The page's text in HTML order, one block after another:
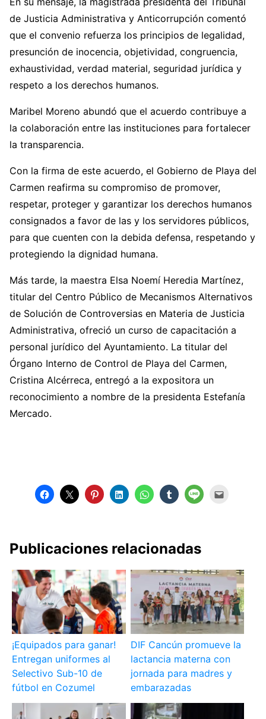
de Justicia Administrativa y Anticorrupción comentó
que el convenio refuerza los principios de legalidad,
presunción de inocencia, objetividad, congruencia,
exhaustividad, verdad material, seguridad jurídica y
respeto a los derechos humanos.
Maribel Moreno abundó que el acuerdo contribuye a
la colaboración entre las instituciones para fortalecer
la transparencia.
Con la firma de este acuerdo, el Gobierno de Playa del
Carmen reafirma su compromiso de promover,
respetar, proteger y garantizar los derechos humanos
consignados a favor de las y los servidores públicos,
para que cuenten con la debida defensa, respetando y
protegiendo la dignidad humana.
Más tarde, la maestra Elsa Noemí Heredia Martínez,
titular del Centro Público de Mecanismos Alternativos
de Solución de Controversias en Materia de Justicia
Administrativa, ofreció un curso de capacitación a
personal jurídico del Ayuntamiento. La titular del
Órgano Interno de Control de Playa del Carmen,
Cristina Alcérreca, entregó a la expositora un
reconocimiento a nombre de la presidenta Estefanía
Mercado.
Publicaciones relacionadas
¡Equipados para ganar!
Entregan uniformes al
Selectivo Sub-10 de
fútbol en Cozumel
DIF Cancún promueve la
lactancia materna con
jornada para madres y
embarazadas